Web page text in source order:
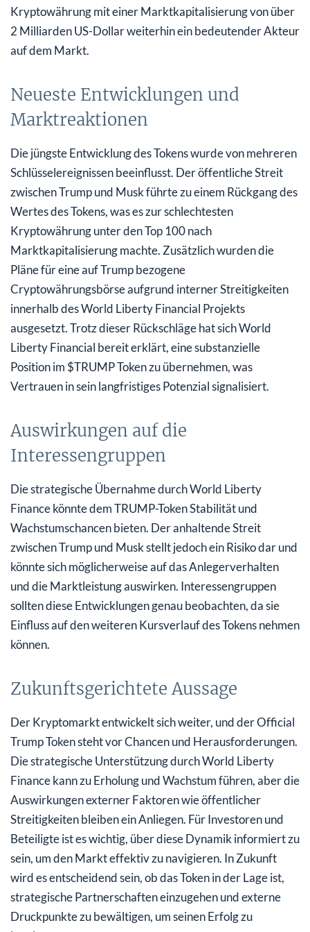
Kryptowährung mit einer Marktkapitalisierung von über
2 Milliarden US-Dollar weiterhin ein bedeutender Akteur
auf dem Markt.
Neueste Entwicklungen und
Marktreaktionen
Die jüngste Entwicklung des Tokens wurde von mehreren
Schlüsselereignissen beeinflusst. Der öffentliche Streit
zwischen Trump und Musk führte zu einem Rückgang des
Wertes des Tokens, was es zur schlechtesten
Kryptowährung unter den Top 100 nach
Marktkapitalisierung machte. Zusätzlich wurden die
Pläne für eine auf Trump bezogene
Cryptowährungsbörse aufgrund interner Streitigkeiten
innerhalb des World Liberty Financial Projekts
ausgesetzt. Trotz dieser Rückschläge hat sich World
Liberty Financial bereit erklärt, eine substanzielle
Position im $TRUMP Token zu übernehmen, was
Vertrauen in sein langfristiges Potenzial signalisiert.
Auswirkungen auf die
Interessengruppen
Die strategische Übernahme durch World Liberty
Finance könnte dem TRUMP-Token Stabilität und
Wachstumschancen bieten. Der anhaltende Streit
zwischen Trump und Musk stellt jedoch ein Risiko dar und
könnte sich möglicherweise auf das Anlegerverhalten
und die Marktleistung auswirken. Interessengruppen
sollten diese Entwicklungen genau beobachten, da sie
Einfluss auf den weiteren Kursverlauf des Tokens nehmen
können.
Zukunftsgerichtete Aussage
Der Kryptomarkt entwickelt sich weiter, und der Official
Trump Token steht vor Chancen und Herausforderungen.
Die strategische Unterstützung durch World Liberty
Finance kann zu Erholung und Wachstum führen, aber die
Auswirkungen externer Faktoren wie öffentlicher
Streitigkeiten bleiben ein Anliegen. Für Investoren und
Beteiligte ist es wichtig, über diese Dynamik informiert zu
sein, um den Markt effektiv zu navigieren. In Zukunft
wird es entscheidend sein, ob das Token in der Lage ist,
strategische Partnerschaften einzugehen und externe
Druckpunkte zu bewältigen, um seinen Erfolg zu